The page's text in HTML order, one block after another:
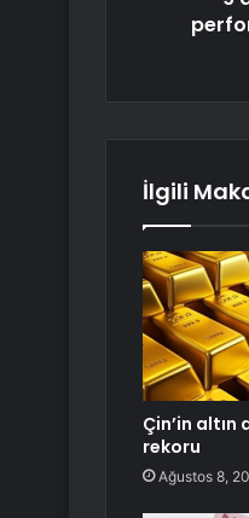
İlgili
Çin’in altın
rekoru
Ağustos 8,